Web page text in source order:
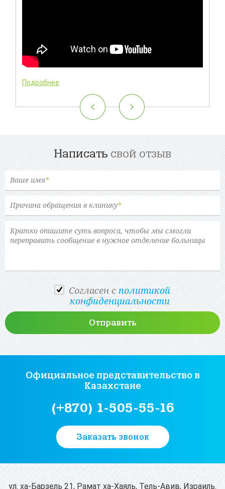
Подробнее
Написать свой отзыв
Ваше имя*
Причина обращения в клинику*
Cогласен с политикой
конфиденциальности
Официальное представительство в
Казахстане
(+870) 1-505-55-16
Заказать звонок
ул. ха-Барзель 21, Рамат ха-Хаяль, Тель-Авив, Израиль.